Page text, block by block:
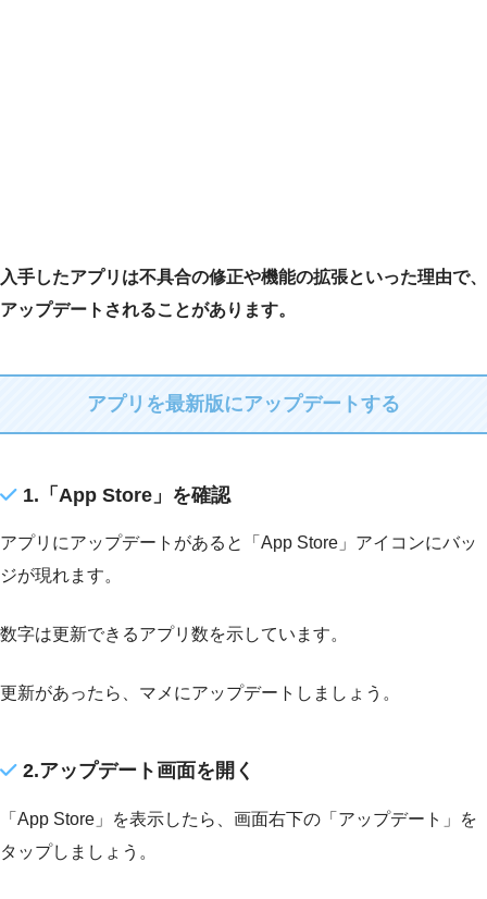
入手したアプリは不具合の修正や機能の拡張といった理由で、
アップデートされることがあります。
アプリを最新版にアップデートする
1.「App Store」を確認
アプリにアップデートがあると「App Store」アイコンにバッ
ジが現れます。
数字は更新できるアプリ数を示しています。
更新があったら、マメにアップデートしましょう。
2.アップデート画面を開く
「App Store」を表示したら、画面右下の「アップデート」を
タップしましょう。